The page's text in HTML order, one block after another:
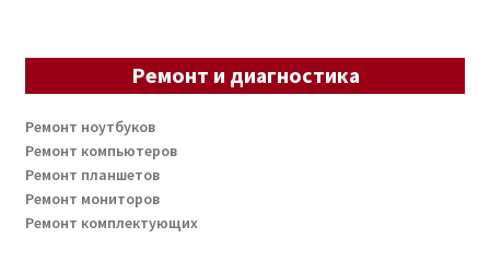
Ремонт и диагностика
Ремонт ноутбуков
Ремонт компьютеров
Ремонт планшетов
Ремонт мониторов
Ремонт комплектующих